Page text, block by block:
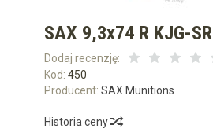
SAX 9,3x74 R KJG-SR
Dodaj recenzję:
Kod: 450
Producent: SAX Munitions
Historia ceny